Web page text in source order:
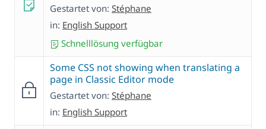
Gestartet von: Stéphane
in: English Support
Schnelllösung verfügbar
Some CSS not showing when translating a
page in Classic Editor mode
Gestartet von: Stéphane
in: English Support